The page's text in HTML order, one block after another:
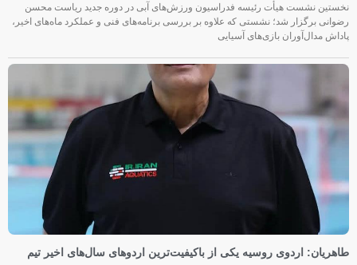
نخستین نشست هیأت رئیسه فدراسیون ورزش‌های آبی در دوره جدید ریاست محسن
رضوانی برگزار شد؛ نشستی که علاوه بر بررسی برنامه‌های فنی و عملکرد ماه‌های اخیر،
پاداش مدال‌آوران بازی‌های آسیایی
طاهریان: اردوی روسیه یکی از باکیفیت‌ترین اردوهای سال‌های اخیر تیم